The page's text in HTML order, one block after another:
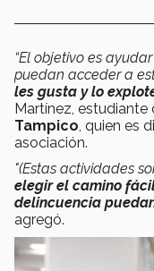
“El objetivo es
puedan acceder a
les gusta y lo
Martínez, estudiante
Tampico, quien es
asociación.
"(Estas actividades
elegir el camino
delincuencia
agregó.